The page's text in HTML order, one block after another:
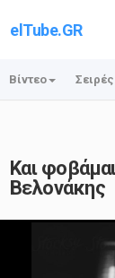
elTube.GR
Βίντεο Σειρές
Και
Βελονάκης